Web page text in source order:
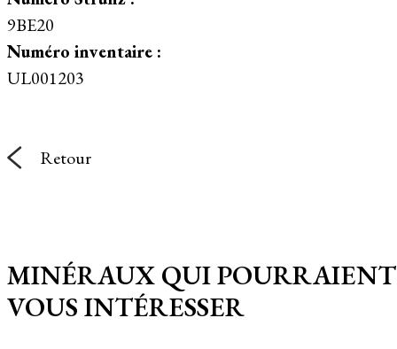
9BE20
Numéro inventaire :
UL001203
Retour
MINÉRAUX QUI POURRAIENT
VOUS INTÉRESSER